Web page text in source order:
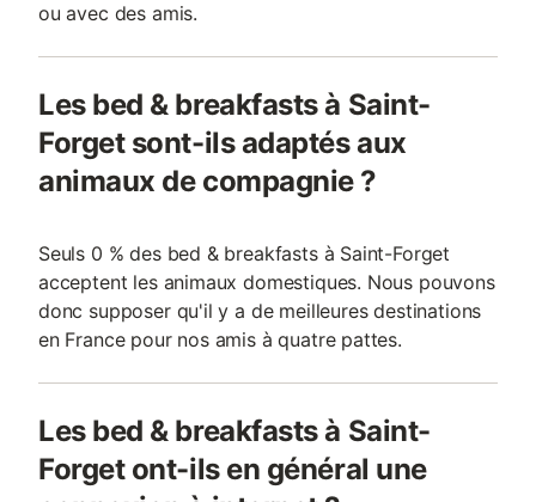
ou avec des amis.
Les bed & breakfasts à Saint-
Forget sont-ils adaptés aux
animaux de compagnie ?
Seuls 0 % des bed & breakfasts à Saint-Forget
acceptent les animaux domestiques. Nous pouvons
donc supposer qu'il y a de meilleures destinations
en France pour nos amis à quatre pattes.
Les bed & breakfasts à Saint-
Forget ont-ils en général une